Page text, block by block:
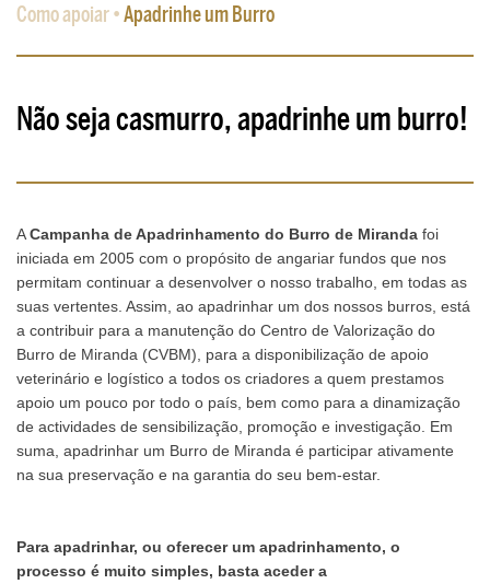
Como apoiar•Apadrinhe um Burro
Não seja casmurro, apadrinhe um burro!
ACampanha de Apadrinhamento do Burro de Miranda foi
iniciada em 2005 com o propósito de angariar fundos que nos
permitam continuar a desenvolver o nosso trabalho, em todas as
suas vertentes. Assim, ao apadrinhar um dos nossos burros, está
a contribuir para a manutenção do Centro de Valorização do
Burro de Miranda (CVBM), para a disponibilização de apoio
veterinário e logístico a todos os criadores a quem prestamos
apoio um pouco por todo o país, bem como para a dinamização
de actividades de sensibilização, promoção e investigação. Em
suma, apadrinhar um Burro de Miranda é participar ativamente
na sua preservação e na garantia do seu bem-estar.
Para apadrinhar, ou oferecer um apadrinhamento, o
processo é muito simples, basta aceder a